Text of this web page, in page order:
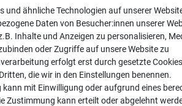
und ähnliche Technologien auf unserer
Daten von Besucher:innen unserer
Inhalte und Anzeigen zu personalisieren,
oder Zugriffe auf unsere Website zu
erfolgt erst durch gesetzte
die wir in den Einstellungen benennen.
kann mit Einwilligung oder aufgrund eines
Zustimmung kann erteilt oder abgelehnt